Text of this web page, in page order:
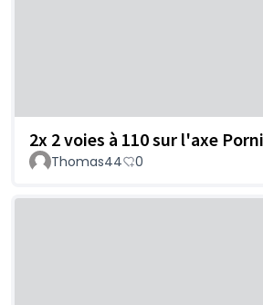
2x 2 voies à 110 sur l'axe
Thomas44 0